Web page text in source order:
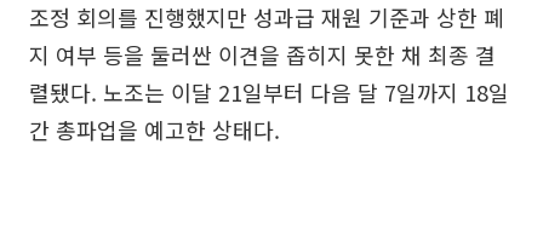
조정 회의를 진행했지만 성과급 재원 기준과 상한 폐
지 여부 등을 둘러싼 이견을 좁히지 못한 채 최종 결
렬됐다. 노조는 이달 21일부터 다음 달 7일까지 18일
간 총파업을 예고한 상태다.